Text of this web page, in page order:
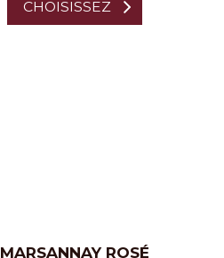
CHOISISSEZ
MARSANNAY ROSÉ